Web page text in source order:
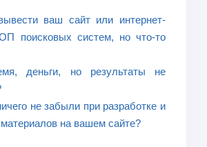
ваш сайт или интернет-
поисковых систем, но что-то
деньги, но результаты не
не забыли при разработке и
на вашем сайте?